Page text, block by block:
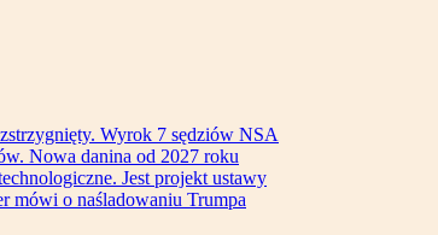
Wyrok 7 sędziów NSA
Nowa danina od 2027 roku
Jest projekt ustawy
mówi o naśladowaniu Trumpa